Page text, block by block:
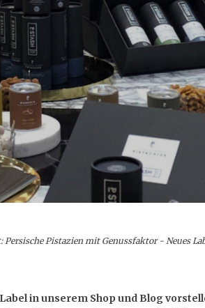
Persische Pistazien mit Genussfaktor - Neues
in unserem Shop und Blog